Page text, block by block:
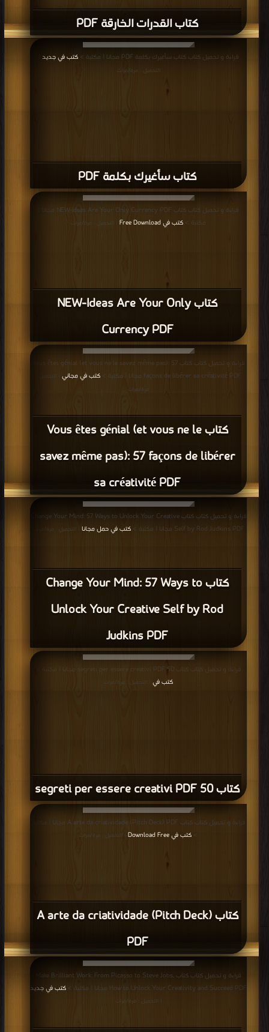
كتاب القدرات الخارقة PDF
كتاب سأغيرك بكلمة PDF
قراءة و تحميل كتاب كتاب سأغيرك بكلمة PDF مجانا | مكتبة > كتب في جديد
التحميل : مرة/مرات
كتاب NEW-Ideas Are Your Only
Currency PDF
قراءة و تحميل كتاب كتاب NEW-Ideas Are Your Only Currency PDF مجانا |
مكتبة > كتب في Free Download | التحميل : مرة/مرات
كتاب Vous êtes génial (et vous ne le
savez même pas): 57 façons de libérer
sa créativité PDF
قراءة و تحميل كتاب كتاب Vous êtes génial (et vous ne le savez même pas): 57
façons de libérer sa créativité PDF مجانا | مكتبة >
كتب في مجاني | التحميل :
مرة/مرات
كتاب Change Your Mind: 57 Ways to
Unlock Your Creative Self by Rod
Judkins PDF
قراءة و تحميل كتاب كتاب Change Your Mind: 57 Ways to Unlock Your Creative
Self by Rod Judkins PDF مجانا | مكتبة >
كتب في حمل مجانا | التحميل : مرة/مرات
كتاب 50 segreti per essere creativi PDF
قراءة و تحميل كتاب كتاب 50 segreti per essere creativi PDF مجانا | مكتبة >
كتب في
| التحميل : مرة/مرات
كتاب A arte da criatividade (Pitch Deck)
PDF
قراءة و تحميل كتاب كتاب A arte da criatividade (Pitch Deck) PDF مجانا | مكتبة
> كتب في Download Free | التحميل : مرة/مرات
قراءة و تحميل كتاب كتاب Make Brilliant Work: From Picasso to Steve Jobs,
How to Unlock Your Creativity and Succeed PDF مجانا | مكتبة >
كتب في جديد
| التحميل : مرة/مرات